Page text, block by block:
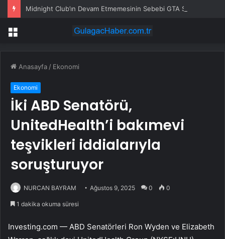
Menü
Anasayfa / Ekonomi
Ekonomi
İki ABD Senatörü,
UnitedHealth’i bakımevi
teşvikleri iddialarıyla
soruşturuyor
NURCAN BAYRAM Ağustos 9, 2025 0 0
1 dakika okuma süresi
Investing.com — ABD Senatörleri Ron Wyden ve Elizabeth